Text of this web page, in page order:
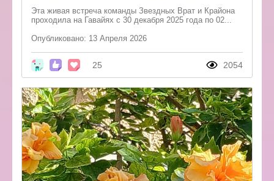
Эта живая встреча команды Звездных Врат и Крайона
проходила на Гавайях с 30 декабря 2025 года по 02...
Опубликовано: 13 Апреля 2026
25 2054